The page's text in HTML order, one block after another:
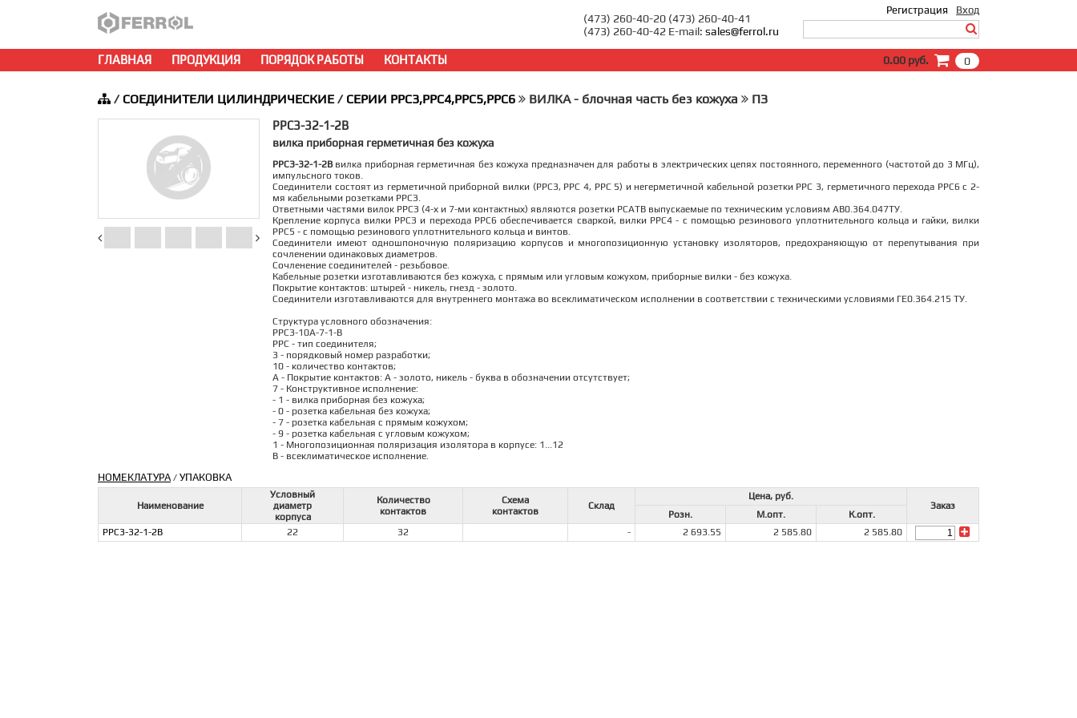
Вход
Регистрация
(473) 260-40-20 (473) 260-40-41
(473) 260-40-42 E-mail: sales@ferrol.ru
ГЛАВНАЯ ПРОДУКЦИЯ ПОРЯДОК РАБОТЫ КОНТАКТЫ 0
0.00 руб.
/ СОЕДИНИТЕЛИ ЦИЛИНДРИЧЕСКИЕ/ СЕРИИ РРС3,РРС4,РРС5,РРС6 ВИЛКА - блочная часть без кожуха ПЗ
РРС3-32-1-2В
вилка приборная герметичная без кожуха
РРС3-32-1-2Ввилка приборная герметичная без кожуха предназначен для работы в электрических цепях постоянного, переменного (частотой до 3 МГц),
импульсного токов.
Соединители состоят из герметичной приборной вилки (РРС3, РРС 4, РРС 5) и негерметичной кабельной розетки РРС 3, герметичного перехода РРС6 с 2-
мя кабельными розетками РРСЗ.
Ответными частями вилок РРСЗ (4-х и 7-ми контактных) являются розетки РСАТВ выпускаемые по техническим условиям АВ0.364.047ТУ.
Крепление корпуса вилки РРСЗ и перехода РРС6 обеспечивается сваркой, вилки РРС4 - с помощью резинового уплотнительного кольца и гайки, вилки
РРС5 - с помощью резинового уплотнительного кольца и винтов.
Соединители имеют одношпоночную поляризацию корпусов и многопозиционную установку изоляторов, предохраняющую от перепутывания при
сочленении одинаковых диаметров.
Сочленение соединителей - резьбовое.
Кабельные розетки изготавливаются без кожуха, с прямым или угловым кожухом, приборные вилки - без кожуха.
Покрытие контактов: штырей - никель, гнезд - золото.
Соединители изготавливаются для внутреннего монтажа во всеклиматическом исполнении в соответствии с техническими условиями ГЕ0.364.215 ТУ.
Структура условного обозначения:
РРС3-10А-7-1-В
РРС - тип соединителя;
3 - порядковый номер разработки;
10 - количество контактов;
А - Покрытие контактов: А - золото, никель - буква в обозначении отсутствует;
7 - Конструктивное исполнение:
- 1 - вилка приборная без кожуха;
- 0 - розетка кабельная без кожуха;
- 7 - розетка кабельная с прямым кожухом;
- 9 - розетка кабельная с угловым кожухом;
1 - Многопозиционная поляризация изолятора в корпусе: 1...12
В - всеклиматическое исполнение.
НОМЕКЛАТУРА/ УПАКОВКА
Наименование
Условный
диаметр
корпуса
Количество
контактов
Схема
контактов
Склад
Цена, руб.
Заказ
Розн. М.опт.
К.опт.
РРС3-32-1-2В
22 32 - 2 693.55 2 585.80 2 585.80